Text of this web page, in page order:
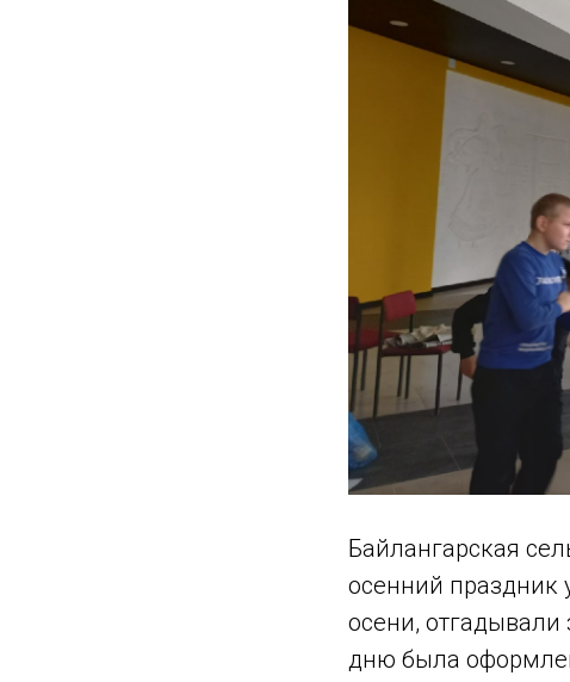
Байлангарская
осенний праздник
осени, отгадывали
дню была